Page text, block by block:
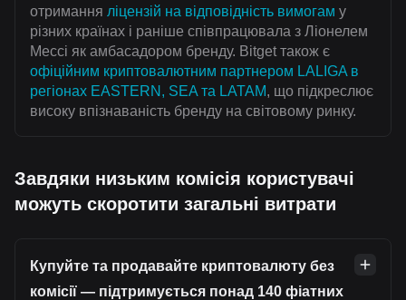
отримання ліцензій на відповідність вимогам у
різних країнах і раніше співпрацювала з Ліонелем
Мессі як амбасадором бренду. Bitget також є
офіційним криптовалютним партнером LALIGA в
регіонах EASTERN, SEA та LATAM, що підкреслює
високу впізнаваність бренду на світовому ринку.
Завдяки низьким комісія користувачі
можуть скоротити загальні витрати
Купуйте та продавайте криптовалюту без
комісії — підтримується понад 140 фіатних